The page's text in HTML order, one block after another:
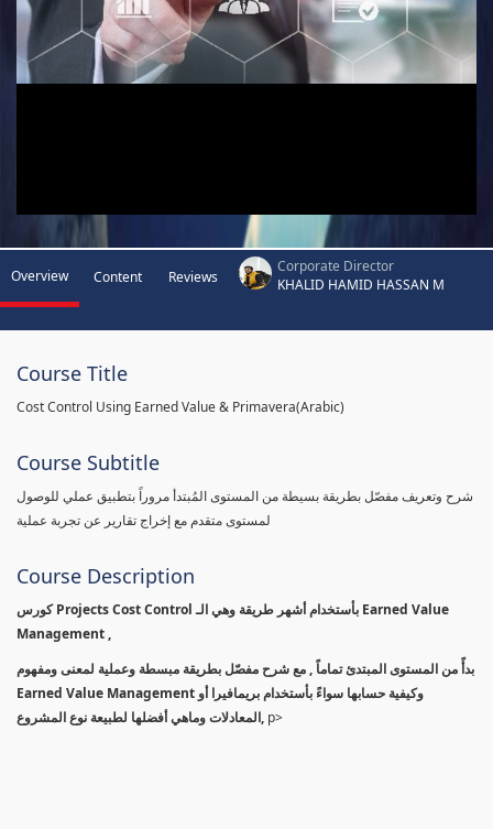
Overview Content Reviews
Corporate Director
KHALID HAMID HASSAN M
Course Title
Cost Control Using Earned Value & Primavera(Arabic)
Course Subtitle
شرح وتعريف مفصّل بطريقة بسيطة من المستوى المُبتدأ مروراً بتطبيق عملي للوصول
لمستوى متقدم مع إخراج تقارير عن تجربة عملية
Course Description
كورس Projects Cost Control بأستخدام أشهر طريقة وهي الـ Earned Value
Management ,
بدأً من المستوى المبتدئ تماماً , مع شرح مفصّل بطريقة مبسطة وعملية لمعنى ومفهوم
Earned Value Management وكيفية حسابها سواءً بأستخدام بريمافيرا أو
المعادلات وماهي أفضلها لطبيعة نوع المشروع, p>